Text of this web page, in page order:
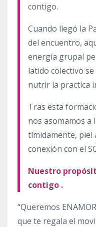
contigo.
Cuando llegó la
del encuentro,
energía grupal
latido colectivo
nutrir la practica
Tras esta
nos asomamos a
tímidamente, piel
conexión con el
Nuestro
contigo .
“Queremos
que te regala el